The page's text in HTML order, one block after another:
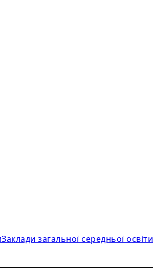
Заклади загальної середньої освіти